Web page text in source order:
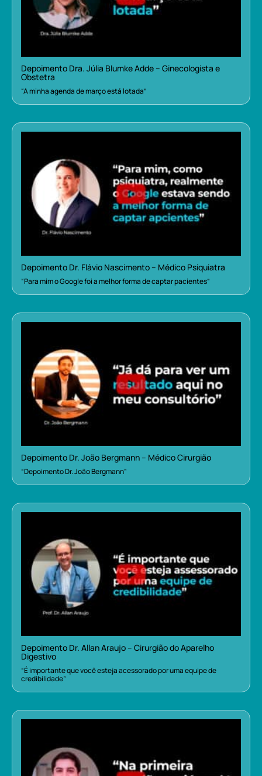
Depoimento Dra. Júlia Blumke Adde – Ginecologista e
Obstetra
“A minha agenda de março está lotada”
Depoimento Dr. Flávio Nascimento – Médico Psiquiatra
“Para mim o Google foi a melhor forma de captar pacientes”
Depoimento Dr. João Bergmann – Médico Cirurgião
“Depoimento Dr. João Bergmann”
Depoimento Dr. Allan Araujo – Cirurgião do Aparelho
Digestivo
“É importante que você esteja acessorado por uma equipe de
credibilidade”